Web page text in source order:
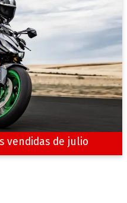
vendidas de julio